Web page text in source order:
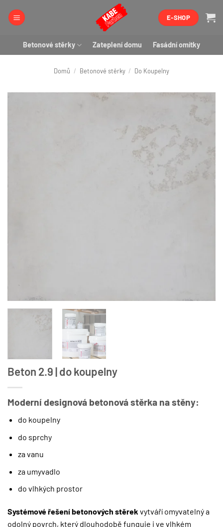
E-SHOP
Betonové stěrky Zateplení domu Fasádní omítky
Domů / Betonové stěrky / Do Koupelny
Beton 2.9 | do koupelny
Moderní designová betonová stěrka na stěny:
do koupelny
do sprchy
za vanu
za umyvadlo
do vlhkých prostor
Systémové řešení betonových stěrek vytváří omyvatelný a
odolný povrch, který dlouhodobě funguje i ve vlhkém